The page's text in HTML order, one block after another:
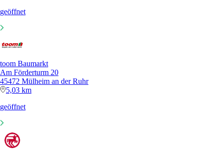
geöffnet
toom Baumarkt
Am Förderturm 20
45472 Mülheim an der Ruhr
5,03 km
geöffnet